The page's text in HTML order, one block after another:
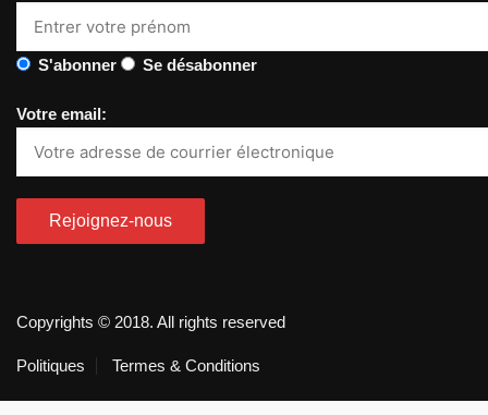
S'abonner Se désabonner
Votre email:
Copyrights © 2018. All rights reserved
Politiques Termes & Conditions